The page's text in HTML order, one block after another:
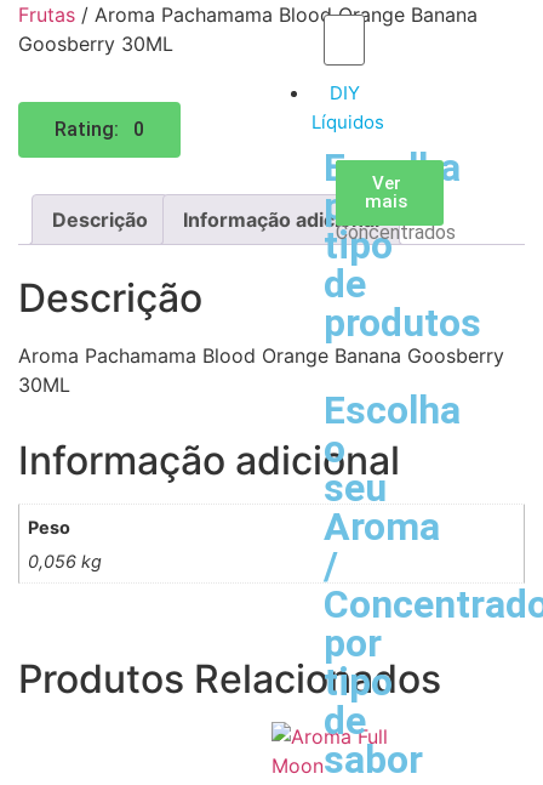
DIY
Líquidos
Escolha
por
tipo
de
produtos
Aromas
Concentrados
Ver
todos
BasesVer
mais
Accesorios
Ver
mais
Escolha
o
seu
Aroma
/
por
tipo
de
sabor
Frutas / Aroma Pachamama Blood Orange Banana
Goosberry 30ML
Rating: 0
Descrição Informação adicional
Descrição
Aroma Pachamama Blood Orange Banana Goosberry
30ML
Informação adicional
Peso
0,056 kg
Produtos Relacionados